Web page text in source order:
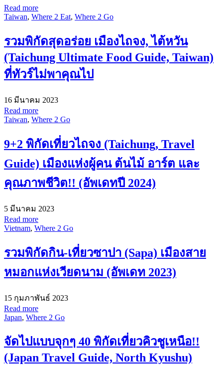
Read more
Taiwan, Where 2 Eat, Where 2 Go
รวมพิกัดสุดอร่อย เมืองไถจง, ไต้หวัน
(Taichung Ultimate Food Guide, Taiwan)
ที่ทัวร์ไม่พาคุณไป
16 มีนาคม 2023
Read more
Taiwan, Where 2 Go
9+2 พิกัดเที่ยวไถจง (Taichung, Travel
Guide) เมืองแห่งผู้คน ต้นไม้ อาร์ต และ
คุณภาพชีวิต!! (อัพเดทปี 2024)
5 มีนาคม 2023
Read more
Vietnam, Where 2 Go
รวมพิกัดกิน-เที่ยวซาปา (Sapa) เมืองสาย
หมอกแห่งเวียดนาม (อัพเดท 2023)
15 กุมภาพันธ์ 2023
Read more
Japan, Where 2 Go
จัดไปแบบจุกๆ 40 พิกัดเที่ยวคิวชูเหนือ!!
(Japan Travel Guide, North Kyushu)